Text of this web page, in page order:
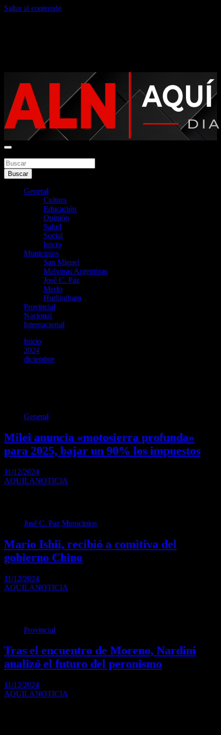
Saltar al contenido
Aquí La Noticia
Buscar
General
Cultura
Educación
Opinión
Salud
Social
Inicio
Municipios
San Miguel
Malvinas Argentinas
José C. Paz
Merlo
Hurlingham
Provincial
Nacional
Internacional
Inicio
2024
diciembre
General
Milei anuncia «motosierra profunda»
para 2025, bajar un 90% los impuestos
11/12/2024
AQUILANOTICIA
José C. Paz Municipios
Mario Ishii, recibió a comitiva del
gobierno Chino
11/12/2024
AQUILANOTICIA
Provincial
Tras el encuentro de Moreno, Nardini
analizó el futuro del peronismo
11/12/2024
AQUILANOTICIA